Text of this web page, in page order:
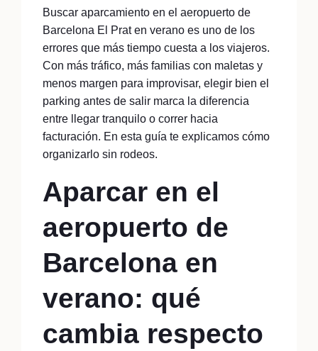
Buscar aparcamiento en el aeropuerto de
Barcelona El Prat en verano es uno de los
errores que más tiempo cuesta a los viajeros.
Con más tráfico, más familias con maletas y
menos margen para improvisar, elegir bien el
parking antes de salir marca la diferencia
entre llegar tranquilo o correr hacia
facturación. En esta guía te explicamos cómo
organizarlo sin rodeos.
Aparcar en el
aeropuerto de
Barcelona en
verano: qué
cambia respecto